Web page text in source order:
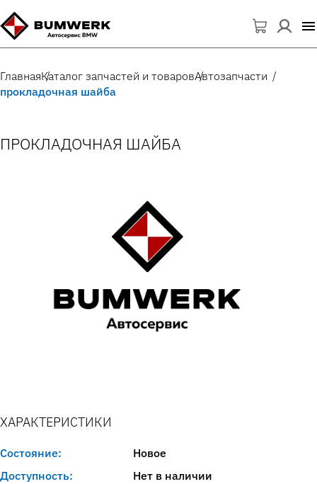
ГлавнаяКаталог запчастей и товаровАвтозапчасти
прокладочная шайба
ПРОКЛАДОЧНАЯ ШАЙБА
ХАРАКТЕРИСТИКИ
Состояние:
Новое
Доступность:
Нет в наличии